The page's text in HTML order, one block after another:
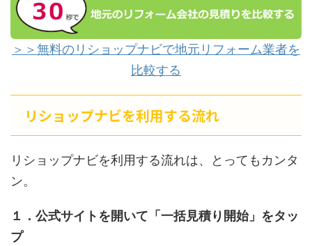
＞＞無料のリショップナビで地元リフォーム業者を
比較する
リショップナビを利用する流れ
リショップナビを利用する流れは、とってもカンタ
ン。
１．公式サイトを開いて「一括見積り開始」をタッ
プ